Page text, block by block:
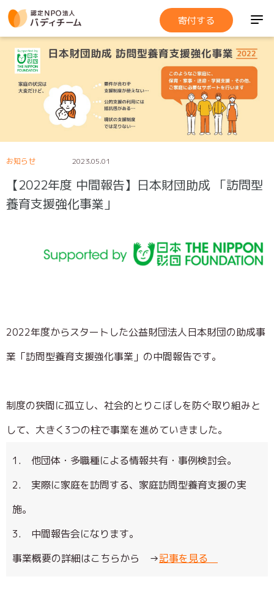
寄付する
お知らせ 2023.05.01
【2022年度 中間報告】日本財団助成 「訪問型
養育支援強化事業」
2022年度からスタートした公益財団法人日本財団の助成事
業「訪問型養育支援強化事業」の中間報告です。
制度の狭間に孤立し、社会的とりこぼしを防ぐ取り組みと
して、大きく3つの柱で事業を進めていきました。
1. 他団体・多職種による情報共有・事例検討会。
2. 実際に家庭を訪問する、家庭訪問型養育支援の実
施。
3. 中間報告会になります。
事業概要の詳細はこちらから →記事を見る